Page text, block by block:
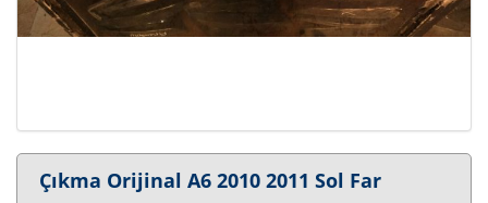
Çıkma Orijinal A6 2010 2011 Sol Far